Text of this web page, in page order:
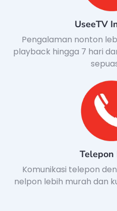
UseeTV
Pengalaman nonton
playback hingga 7 hari
Telepon
Komunikasi telepon
nelpon lebih murah dan